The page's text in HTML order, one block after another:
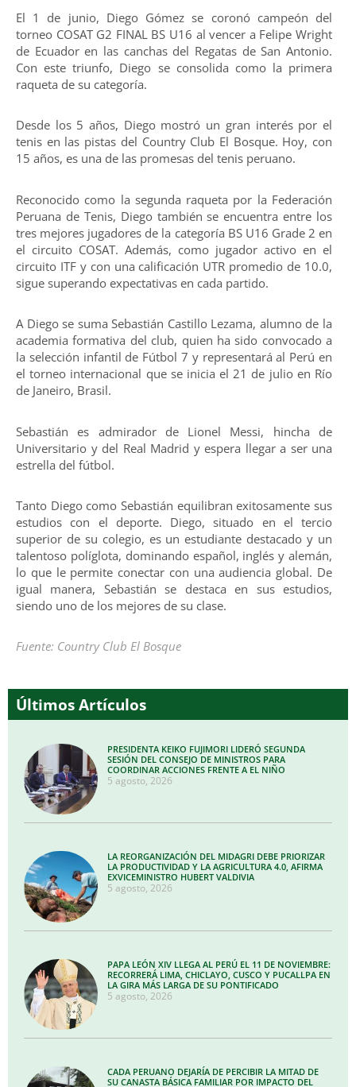
El 1 de junio, Diego Gómez se coronó campeón del
torneo COSAT G2 FINAL BS U16 al vencer a Felipe Wright
de Ecuador en las canchas del Regatas de San Antonio.
Con este triunfo, Diego se consolida como la primera
raqueta de su categoría.
Desde los 5 años, Diego mostró un gran interés por el
tenis en las pistas del Country Club El Bosque. Hoy, con
15 años, es una de las promesas del tenis peruano.
Reconocido como la segunda raqueta por la Federación
Peruana de Tenis, Diego también se encuentra entre los
tres mejores jugadores de la categoría BS U16 Grade 2 en
el circuito COSAT. Además, como jugador activo en el
circuito ITF y con una calificación UTR promedio de 10.0,
sigue superando expectativas en cada partido.
A Diego se suma Sebastián Castillo Lezama, alumno de la
academia formativa del club, quien ha sido convocado a
la selección infantil de Fútbol 7 y representará al Perú en
el torneo internacional que se inicia el 21 de julio en Río
de Janeiro, Brasil.
Sebastián es admirador de Lionel Messi, hincha de
Universitario y del Real Madrid y espera llegar a ser una
estrella del fútbol.
Tanto Diego como Sebastián equilibran exitosamente sus
estudios con el deporte. Diego, situado en el tercio
superior de su colegio, es un estudiante destacado y un
talentoso políglota, dominando español, inglés y alemán,
lo que le permite conectar con una audiencia global. De
igual manera, Sebastián se destaca en sus estudios,
siendo uno de los mejores de su clase.
Fuente: Country Club El Bosque
Últimos Artículos
PRESIDENTA KEIKO FUJIMORI LIDERÓ SEGUNDA
SESIÓN DEL CONSEJO DE MINISTROS PARA
COORDINAR ACCIONES FRENTE A EL NIÑO
5 agosto, 2026
LA REORGANIZACIÓN DEL MIDAGRI DEBE PRIORIZAR
LA PRODUCTIVIDAD Y LA AGRICULTURA 4.0, AFIRMA
EXVICEMINISTRO HUBERT VALDIVIA
5 agosto, 2026
PAPA LEÓN XIV LLEGA AL PERÚ EL 11 DE NOVIEMBRE:
RECORRERÁ LIMA, CHICLAYO, CUSCO Y PUCALLPA EN
LA GIRA MÁS LARGA DE SU PONTIFICADO
5 agosto, 2026
CADA PERUANO DEJARÍA DE PERCIBIR LA MITAD DE
SU CANASTA BÁSICA FAMILIAR POR IMPACTO DEL